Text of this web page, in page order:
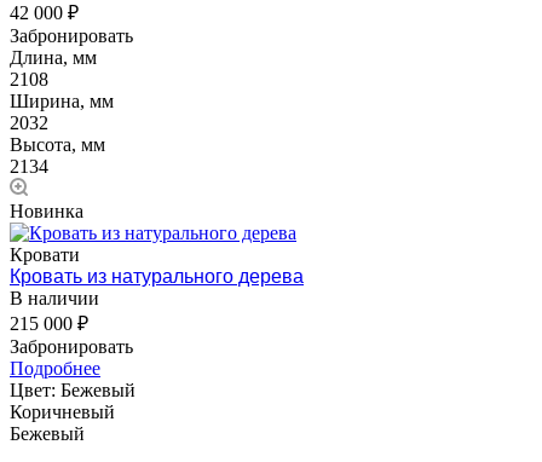
42 000 ₽
Забронировать
Длина, мм
2108
Ширина, мм
2032
Высота, мм
2134
Новинка
Кровати
Кровать из натурального дерева
В наличии
215 000 ₽
Забронировать
Подробнее
Цвет: Бежевый
Коричневый
Бежевый